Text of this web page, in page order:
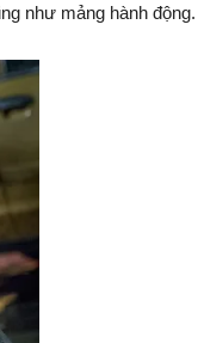
như mảng hành động.